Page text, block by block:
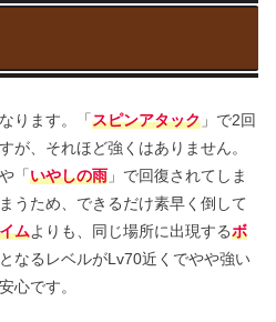
ります。「スピンアタック 」で2回
が、それほど強くはありません。
「いやしの雨 」で回復されてしま
うため、できるだけ素早く倒して
ムよりも、同じ場所に出現するボ
なるレベルがLv70近くでやや強い
心です。